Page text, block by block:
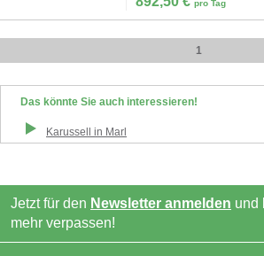
pro Tag
1
Das könnte Sie auch interessieren!
Karussell in Marl
Jetzt für den Newsletter anmelden und
mehr verpassen!